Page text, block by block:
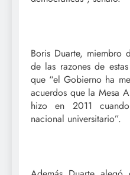
Boris Duarte,
de las razones de
que “el Gobierno ha
acuerdos que la Mesa
hizo en 2011
nacional universitario”.